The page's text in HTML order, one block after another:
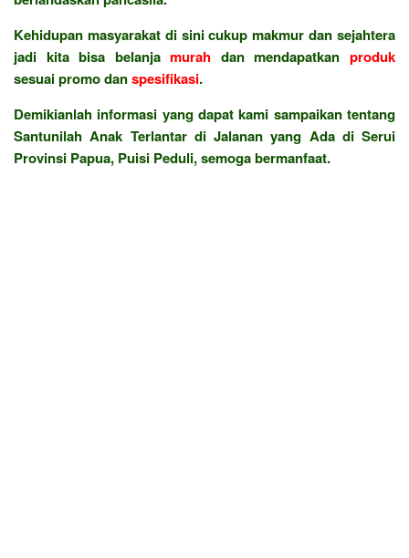
Kehidupan masyarakat di sini cukup makmur dan sejahtera
jadi kita bisa belanjamurah dan mendapatkanproduk
sesuai promo danspesifikasi.
Demikianlah informasi yang dapat kami sampaikan tentang
Santunilah Anak Terlantar di Jalanan yang Ada di Serui
Provinsi Papua, Puisi Peduli, semoga bermanfaat.